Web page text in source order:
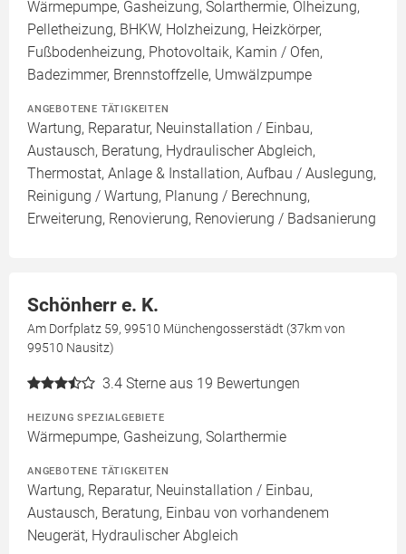
Wärmepumpe, Gasheizung, Solarthermie, Ölheizung,
Pelletheizung, BHKW, Holzheizung, Heizkörper,
Fußbodenheizung, Photovoltaik, Kamin / Ofen,
Badezimmer, Brennstoffzelle, Umwälzpumpe
ANGEBOTENE TÄTIGKEITEN
Wartung, Reparatur, Neuinstallation / Einbau,
Austausch, Beratung, Hydraulischer Abgleich,
Thermostat, Anlage & Installation, Aufbau / Auslegung,
Reinigung / Wartung, Planung / Berechnung,
Erweiterung, Renovierung, Renovierung / Badsanierung
Schönherr e. K.
Am Dorfplatz 59, 99510 Münchengosserstädt (37km von
99510 Nausitz)
3.4 Sterne aus 19 Bewertungen
HEIZUNG SPEZIALGEBIETE
Wärmepumpe, Gasheizung, Solarthermie
ANGEBOTENE TÄTIGKEITEN
Wartung, Reparatur, Neuinstallation / Einbau,
Austausch, Beratung, Einbau von vorhandenem
Neugerät, Hydraulischer Abgleich